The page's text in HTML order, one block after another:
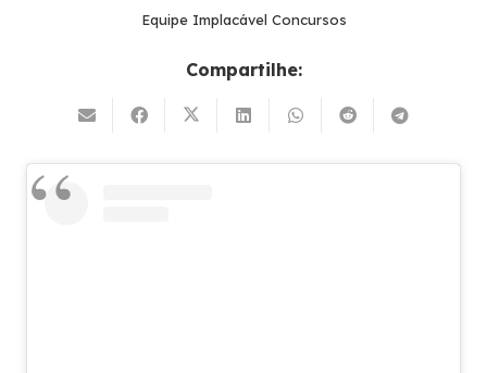
Equipe Implacável Concursos
Compartilhe: